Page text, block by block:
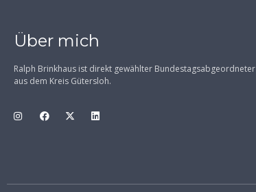
Über mich
Ralph Brinkhaus ist direkt gewählter Bundestagsabgeordneter
aus dem Kreis Gütersloh.